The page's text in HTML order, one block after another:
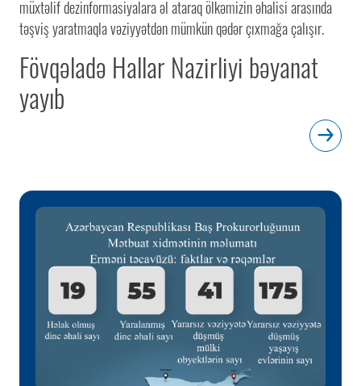
Fövqəladə Hallar Nazirliyi bəyanat
yayıb
müxtəlif dezinformasiyalara əl ataraq ölkəmizin əhalisi arasında
təşviş yaratmaqla vəziyyətdən mümkün qədər çıxmağa çalışır.